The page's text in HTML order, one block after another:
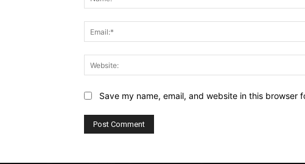
Save my name, email, and website in this browser